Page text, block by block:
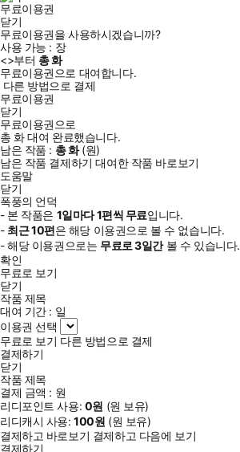
무료이용권
닫기
무료이용권을 사용하시겠습니까?
사용 가능 : 장
<>부터 총화
무료이용권으로 대여합니다.
다른 방법으로 결제
무료이용권
닫기
무료이용권으로
총 화대여 완료했습니다.
남은 작품 : 총화(원)
남은 작품 결제하기 대여한 작품 바로보기
도움말
닫기
폭풍의 언덕
- 본 작품은 1일마다1편씩 무료입니다.
- 최근10편은 해당 이용권으로 볼 수 없습니다.
- 해당 이용권으로는 무료로3일간볼 수 있습니다.
확인
무료로 보기
닫기
작품 제목
대여 기간 : 일
이용권 선택
무료로 보기 다른 방법으로 결제
결제하기
닫기
작품 제목
결제 금액 : 원
리디포인트 사용: 0원 (원 보유)
리디캐시 사용:100원 (원 보유)
결제하고 바로보기 결제하고 다음에 보기
결제하기